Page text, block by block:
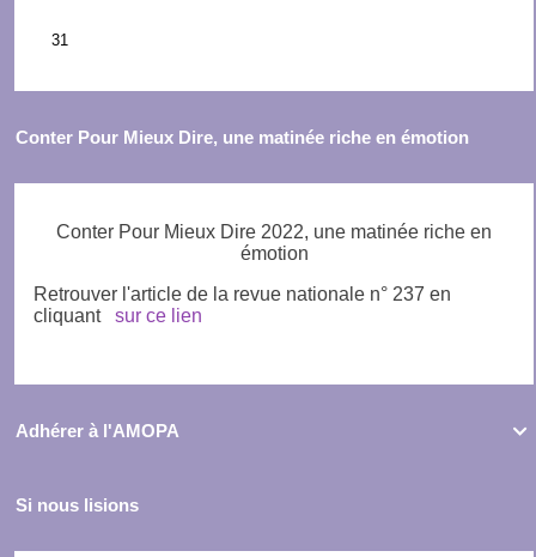
Conter Pour Mieux Dire, une matinée riche en émotion
Conter Pour Mieux Dire 2022, une matinée riche en
émotion
Retrouver l'article de la revue nationale n° 237 en
cliquant
sur ce lien

Adhérer à l'AMOPA
Si nous lisions